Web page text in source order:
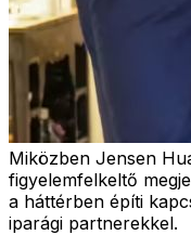
Miközben Jensen
figyelemfelkeltő
a háttérben építi
iparági partnerekkel.